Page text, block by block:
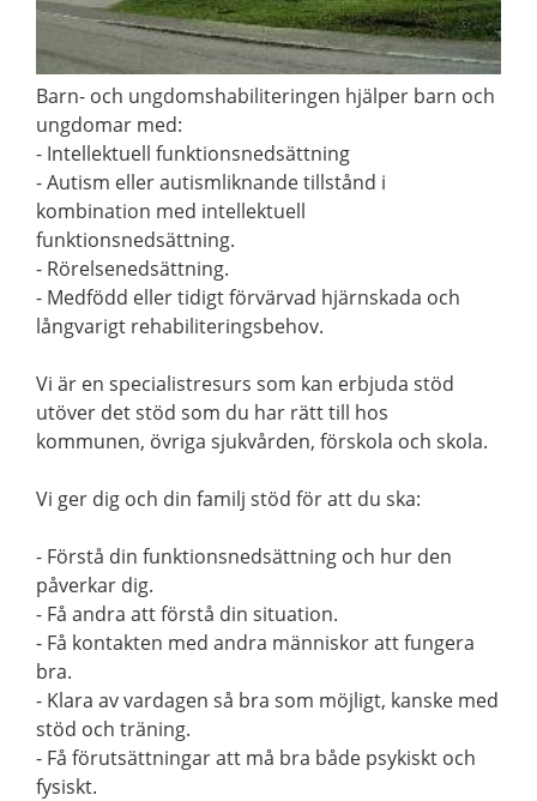
Barn- och ungdomshabiliteringen hjälper barn och
ungdomar med:
- Intellektuell funktionsnedsättning
- Autism eller autismliknande tillstånd i
kombination med intellektuell
funktionsnedsättning.
- Rörelsenedsättning.
- Medfödd eller tidigt förvärvad hjärnskada och
långvarigt rehabiliteringsbehov.
Vi är en specialistresurs som kan erbjuda stöd
utöver det stöd som du har rätt till hos
kommunen, övriga sjukvården, förskola och skola.
Vi ger dig och din familj stöd för att du ska:
- Förstå din funktionsnedsättning och hur den
påverkar dig.
- Få andra att förstå din situation.
- Få kontakten med andra människor att fungera
bra.
- Klara av vardagen så bra som möjligt, kanske med
stöd och träning.
- Få förutsättningar att må bra både psykiskt och
fysiskt.